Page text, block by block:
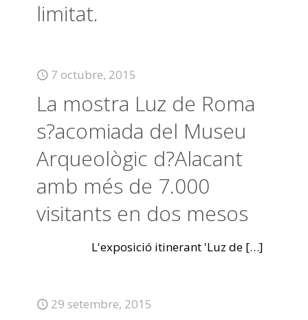
limitat.
7 octubre, 2015
La mostra Luz de Roma
s?acomiada del Museu
Arqueològic d?Alacant
amb més de 7.000
visitants en dos mesos
L'exposició itinerant 'Luz de […]
29 setembre, 2015